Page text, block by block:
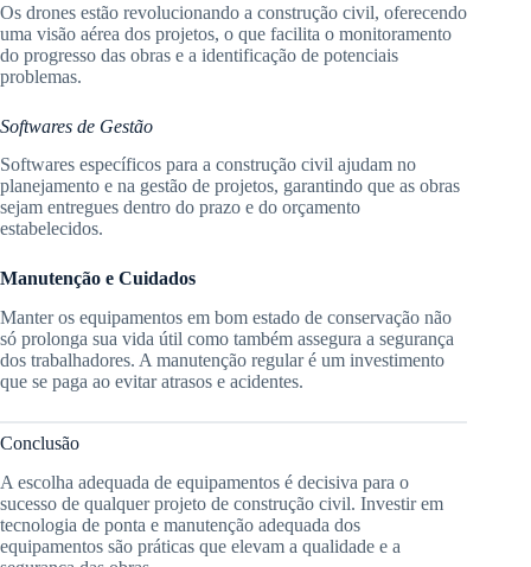
Os drones estão revolucionando a construção civil, oferecendo
uma visão aérea dos projetos, o que facilita o monitoramento
do progresso das obras e a identificação de potenciais
problemas.
Softwares de Gestão
Softwares específicos para a construção civil ajudam no
planejamento e na gestão de projetos, garantindo que as obras
sejam entregues dentro do prazo e do orçamento
estabelecidos.
Manutenção e Cuidados
Manter os equipamentos em bom estado de conservação não
só prolonga sua vida útil como também assegura a segurança
dos trabalhadores. A manutenção regular é um investimento
que se paga ao evitar atrasos e acidentes.
Conclusão
A escolha adequada de equipamentos é decisiva para o
sucesso de qualquer projeto de construção civil. Investir em
tecnologia de ponta e manutenção adequada dos
equipamentos são práticas que elevam a qualidade e a